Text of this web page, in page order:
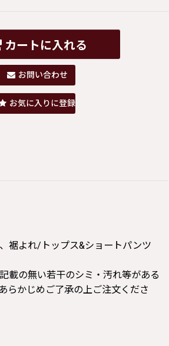
カートに入れる
お問い合わせ
お気に入りに登録
裾よれ/トップス&ショートパンツ
載の無い若干のシミ・汚れ等がある
らかじめご了承の上ご注文くださ